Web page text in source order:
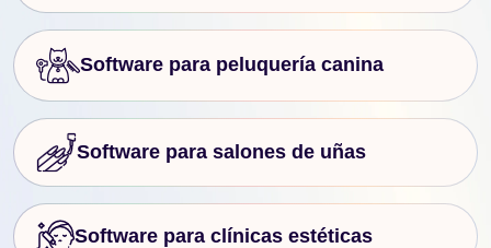
Software para peluquería canina
Software para salones de uñas
Software para clínicas estéticas